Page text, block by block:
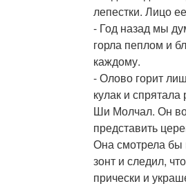
лепестки. Лицо
- Год назад мы
горла пеплом и
каждому.
- Олово горит
кулак и
Ши Молчал. Он
представить
Она смотрела бы
зонт и следил,
прически и